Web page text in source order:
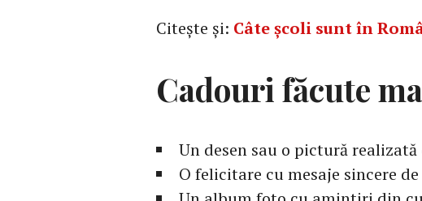
Citește și: Câte școli sunt în
Cadouri făcute
Un desen sau o pictură realizată
O felicitare cu mesaje sincere